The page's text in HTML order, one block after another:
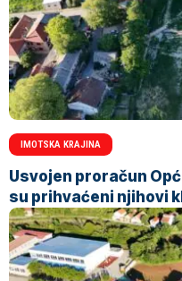
IMOTSKA KRAJINA
Usvojen proračun
su prihvaćeni njihovi